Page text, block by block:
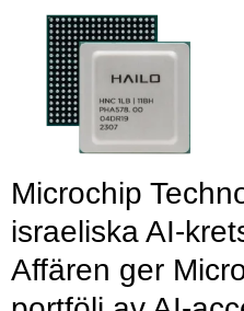
Microchip
israeliska AI-
Affären ger